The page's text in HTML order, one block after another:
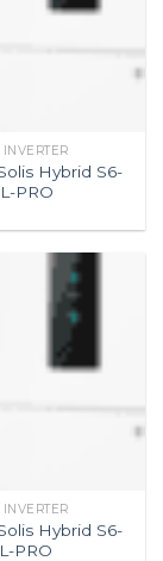
Hybrid S6-
PRO
Hybrid S6-
PRO